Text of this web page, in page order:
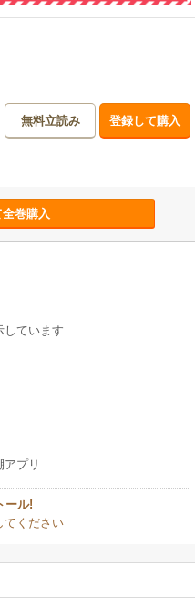
無料立読み 登録して購入
巻購入
ています
プリ
ール!
てください